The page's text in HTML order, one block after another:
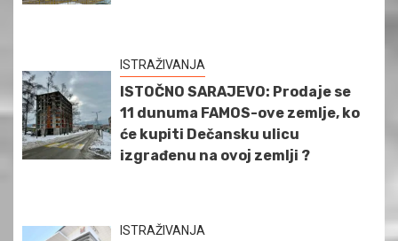
ISTRAŽIVANJA
ISTOČNO SARAJEVO: Prodaje se
11 dunuma FAMOS-ove zemlje, ko
će kupiti Dečansku ulicu
izgrađenu na ovoj zemlji ?
ISTRAŽIVANJA